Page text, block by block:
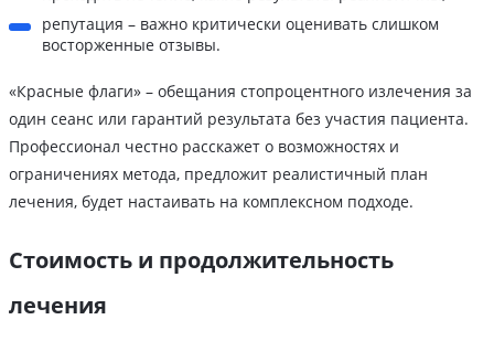
репутация – важно критически оценивать слишком
восторженные отзывы.
«Красные флаги» – обещания стопроцентного излечения за
один сеанс или гарантий результата без участия пациента.
Профессионал честно расскажет о возможностях и
ограничениях метода, предложит реалистичный план
лечения, будет настаивать на комплексном подходе.
Стоимость и продолжительность
лечения